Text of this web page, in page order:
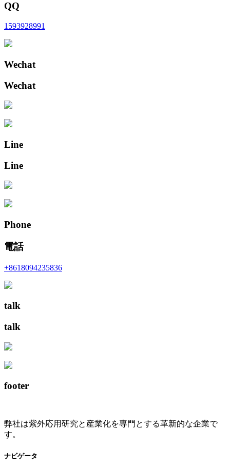
QQ
1593928991
Wechat
Wechat
Line
Line
Phone
電話
+8618094235836
talk
talk
footer
弊社は紫外応用研究と産業化を専門とする革新的な企業で
す。
ナビゲータ